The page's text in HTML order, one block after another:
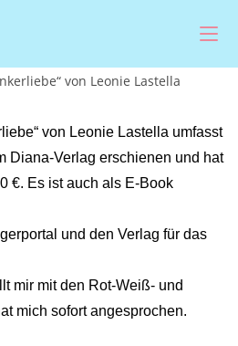
von Leonie Lastella umfasst
Diana-Verlag erschienen und hat
€. Es ist auch als E-Book
und den Verlag für das
mir mit den Rot-Weiß- und
mich sofort angesprochen.